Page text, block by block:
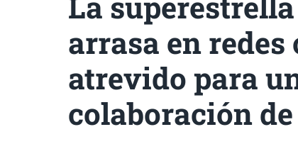
arrasa en
atrevido para
colaboración